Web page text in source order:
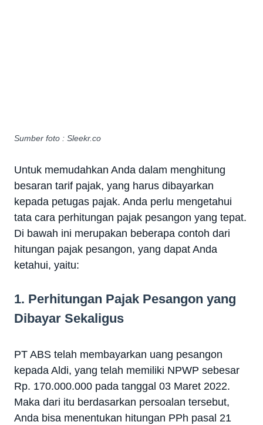
Sumber foto : Sleekr.co
Untuk memudahkan Anda dalam menghitung
besaran tarif pajak, yang harus dibayarkan
kepada petugas pajak. Anda perlu mengetahui
tata cara perhitungan pajak pesangon yang tepat.
Di bawah ini merupakan beberapa contoh dari
hitungan pajak pesangon, yang dapat Anda
ketahui, yaitu:
1. Perhitungan Pajak Pesangon yang
Dibayar Sekaligus
PT ABS telah membayarkan uang pesangon
kepada Aldi, yang telah memiliki NPWP sebesar
Rp. 170.000.000 pada tanggal 03 Maret 2022.
Maka dari itu berdasarkan persoalan tersebut,
Anda bisa menentukan hitungan PPh pasal 21